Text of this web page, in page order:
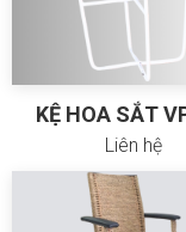
KỆ HOA SẮT
Liên hệ